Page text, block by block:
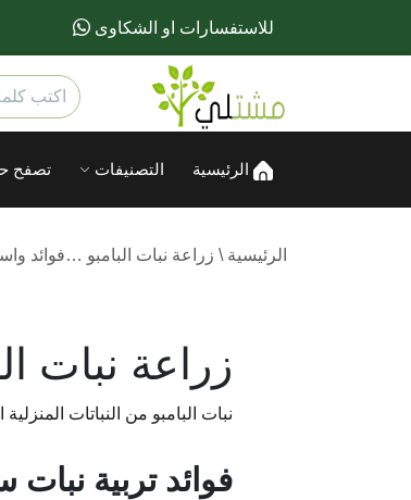
للاستفسارات او الشكاوى
الرئيسية التصنيفات تصفح
الرئيسية \ زراعة نبات البامبو …فوائد
زراعة نبات
نبات البامبو من النباتات
فوائد تربية نبات